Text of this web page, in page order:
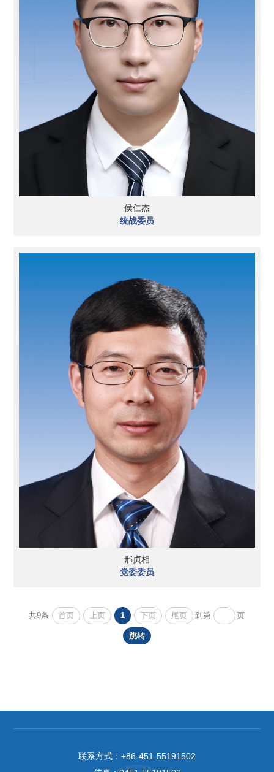
侯仁杰
统战委员
邢贞相
党委委员
共9条 首页 上页 1 下页 尾页 到第 页
跳转
联系方式： +86-451-55191502